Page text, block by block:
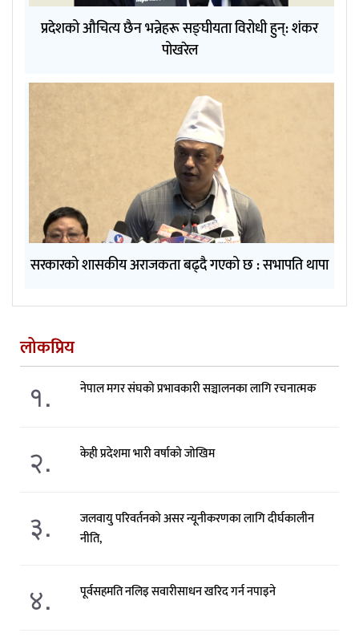
प्रदेशको औचित्य छैन भन्नेहरू सङ्घीयता विरोधी हुन्: शंकर
पोखरेल
सरकारको शासकीय अराजकता बढ्दै गएको छ : सभापति थापा
लोकप्रिय
१. नेपाल मगर संघको प्रभावकारी सञ्चालनका लागि रचनात्मक
२. केही प्रदेशमा भारी वर्षाको जोखिम
३.
जलवायु परिवर्तनको असर न्यूनीकरणका लागि दीर्घकालीन
नीति,
४. पूर्वसहमति नलिइ सवारीसाधन खरिद गर्न नपाइने